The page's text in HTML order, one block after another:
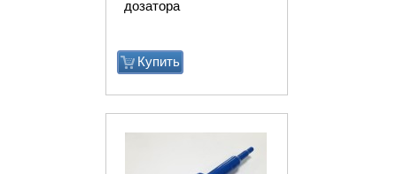
дозатора
Купить